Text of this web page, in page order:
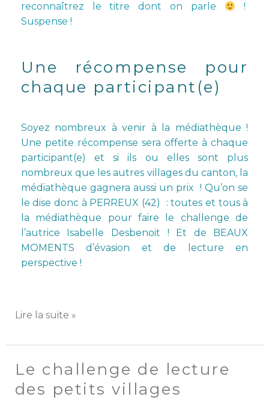
reconnaîtrez le titre dont on parle
!
Suspense !
Une récompense pour
chaque participant(e)
Soyez nombreux à venir à la médiathèque !
Une petite récompense sera offerte à chaque
participant(e) et si ils ou elles sont plus
nombreux que les autres villages du canton, la
médiathèque gagnera aussi un prix ! Qu’on se
le dise donc à PERREUX (42) : toutes et tous à
la médiathèque pour faire le challenge de
l’autrice Isabelle Desbenoit ! Et de BEAUX
MOMENTS d’évasion et de lecture en
perspective !
Lire la suite »
Le challenge de lecture
des petits villages
Le
challenge
de